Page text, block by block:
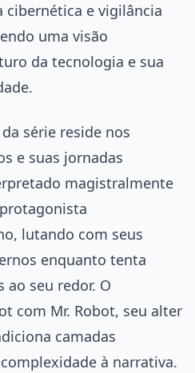
cibernética e vigilância
uma visão
da tecnologia e sua
série reside nos
e suas jornadas
magistralmente
lutando com seus
enquanto tenta
ao seu redor. O
com Mr. Robot, seu alter
camadas
à narrativa.